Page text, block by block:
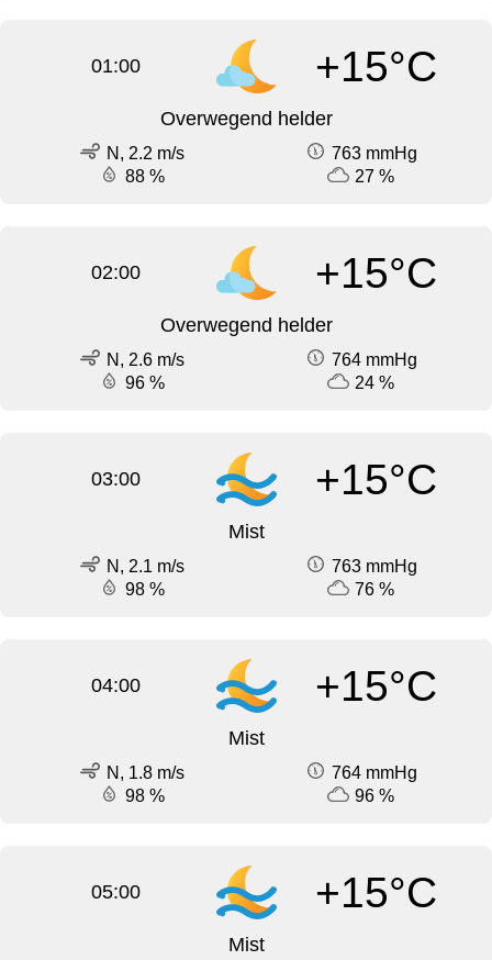
01:00 +15°C
Overwegend helder
N, 2.2 m/s
763 mmHg
88 %
27 %
02:00 +15°C
Overwegend helder
N, 2.6 m/s
764 mmHg
96 %
24 %
03:00 +15°C
Mist
N, 2.1 m/s
763 mmHg
98 %
76 %
04:00 +15°C
Mist
N, 1.8 m/s
764 mmHg
98 %
96 %
05:00 +15°C
Mist